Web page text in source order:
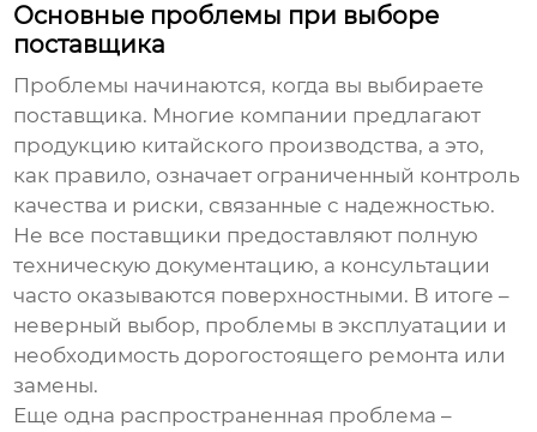
Основные проблемы при выборе
поставщика
Проблемы начинаются, когда вы выбираете
поставщика. Многие компании предлагают
продукцию китайского производства, а это,
как правило, означает ограниченный контроль
качества и риски, связанные с надежностью.
Не все поставщики предоставляют полную
техническую документацию, а консультации
часто оказываются поверхностными. В итоге –
неверный выбор, проблемы в эксплуатации и
необходимость дорогостоящего ремонта или
замены.
Еще одна распространенная проблема –